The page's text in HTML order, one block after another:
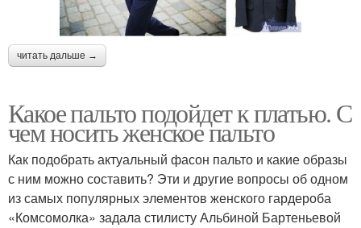
читать дальше →
Какое пальто подойдет к платью. С
чем носить женское пальто
Как подобрать актуальный фасон пальто и какие образы
с ним можно составить? Эти и другие вопросы об одном
из самых популярных элементов женского гардероба
«Комсомолка» задала стилисту Альбиной Бартеньевой